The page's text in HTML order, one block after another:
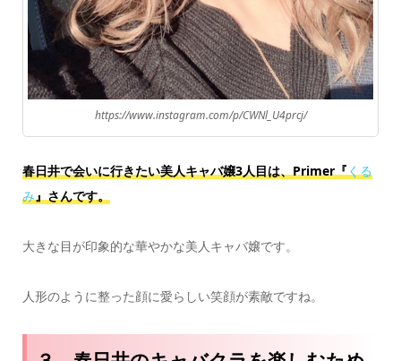
https://www.instagram.com/p/CWNl_U4prcj/
春日井で会いに行きたい美人キャバ嬢3人目は、Primer『くる
み』さんです。
大きな目が印象的な華やかな美人キャバ嬢です。
人形のように整った顔に愛らしい笑顔が素敵ですね。